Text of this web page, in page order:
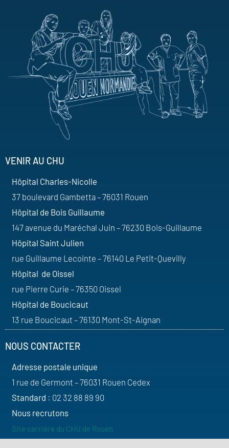
VENIR AU CHU
Hôpital Charles-Nicolle
37 boulevard Gambetta – 76031 Rouen
Hôpital de Bois Guillaume
147 avenue du Maréchal Juin – 76230 Bois-Guillaume
Hôpital Saint Julien
rue Guillaume Lecointe – 76140 Le Petit-Quevilly
Hôpital de Oissel
rue Pierre Curie – 76350 Oissel
Hôpital de Boucicaut
13 rue Boucicaut – 76130 Mont-St-Aignan
NOUS CONTACTER
Adresse postale unique
1 rue de Germont – 76031 Rouen Cedex
Standard : 02 32 88 89 90
Nous recrutons
Site carrière du CHU de Rouen